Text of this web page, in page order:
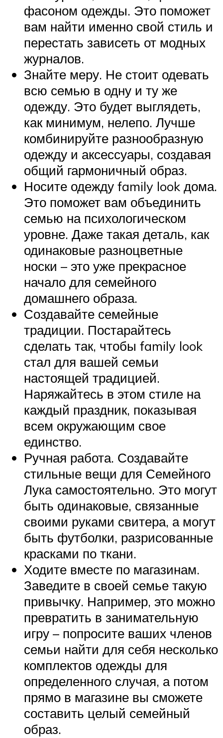
фасоном одежды. Это поможет
вам найти именно свой стиль и
перестать зависеть от модных
журналов.
Знайте меру. Не стоит одевать
всю семью в одну и ту же
одежду. Это будет выглядеть,
как минимум, нелепо. Лучше
комбинируйте разнообразную
одежду и аксессуары, создавая
общий гармоничный образ.
Носите одежду family look дома.
Это поможет вам объединить
семью на психологическом
уровне. Даже такая деталь, как
одинаковые разноцветные
носки – это уже прекрасное
начало для семейного
домашнего образа.
Создавайте семейные
традиции. Постарайтесь
сделать так, чтобы family look
стал для вашей семьи
настоящей традицией.
Наряжайтесь в этом стиле на
каждый праздник, показывая
всем окружающим свое
единство.
Ручная работа. Создавайте
стильные вещи для Семейного
Лука самостоятельно. Это могут
быть одинаковые, связанные
своими руками свитера, а могут
быть футболки, разрисованные
красками по ткани.
Ходите вместе по магазинам.
Заведите в своей семье такую
привычку. Например, это можно
превратить в занимательную
игру – попросите ваших членов
семьи найти для себя несколько
комплектов одежды для
определенного случая, а потом
прямо в магазине вы сможете
составить целый семейный
образ.